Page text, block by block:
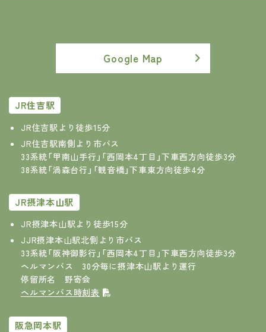
Google Map
JR住吉駅
JR住吉駅より徒歩15分
JR住吉駅南側より市バス
33系統「甲南山手行」「西岡本4丁目」下車西方向徒歩3分
38系統「渦森台行」「観音橋」下車東方向徒歩4分
JR摂津本山駅
JR摂津本山駅より徒歩15分
JJR摂津本山駅北側より市バス
33系統「阪神御影行」「西岡本4丁目」下車西方向徒歩3分
ヘルマンバス 30分毎に摂津本山駅より運行
停留所名 野寄会
ヘルマンバス時刻表
阪急岡本駅